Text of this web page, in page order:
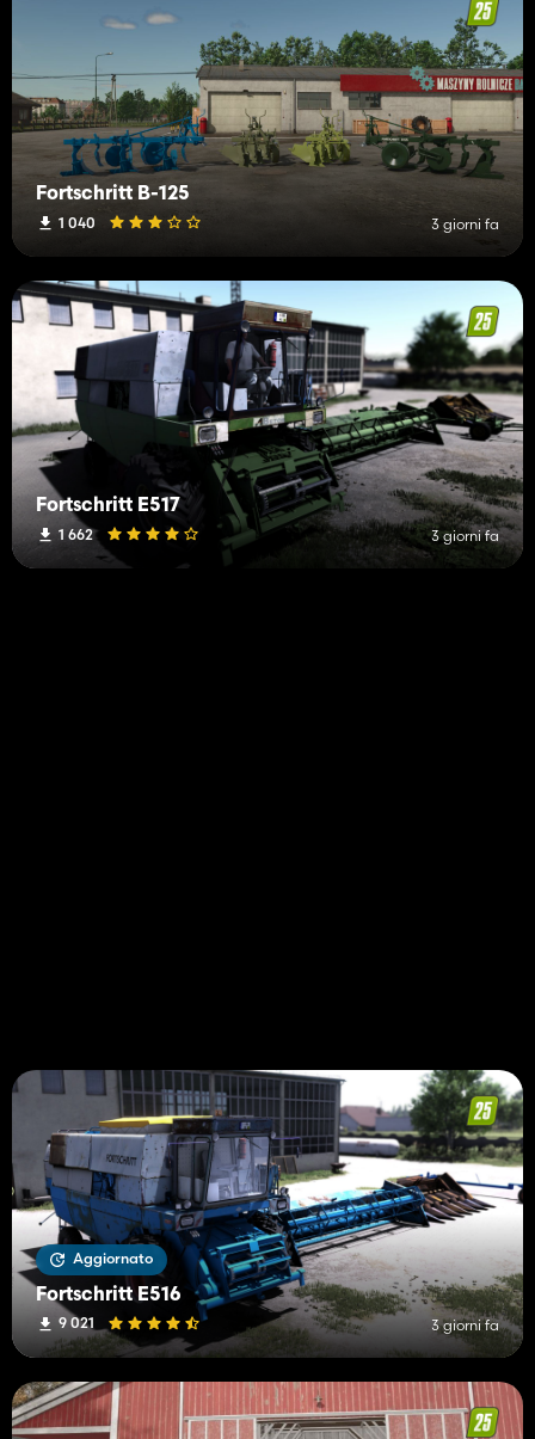
Fortschritt B-125
1 040 3 giorni fa
Fortschritt E517
1 662 3 giorni fa
Aggiornato
Fortschritt E516
9 021 3 giorni fa